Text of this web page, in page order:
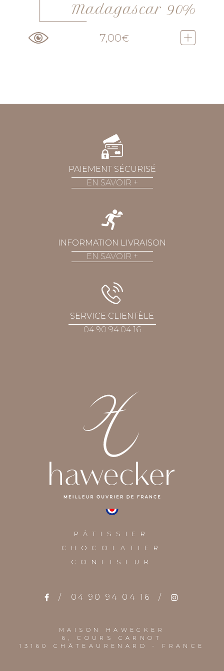
Madagascar 90%
7,00€
PAIEMENT SÉCURISÉ
EN SAVOIR +
INFORMATION LIVRAISON
EN SAVOIR +
SERVICE CLIENTÈLE
04 90 94 04 16
PÂTISSIER
CHOCOLATIER
CONFISEUR
/ 04 90 94 04 16 /
MAISON HAWECKER
6, COURS CARNOT
13160 CHÂTEAURENARD - FRANCE